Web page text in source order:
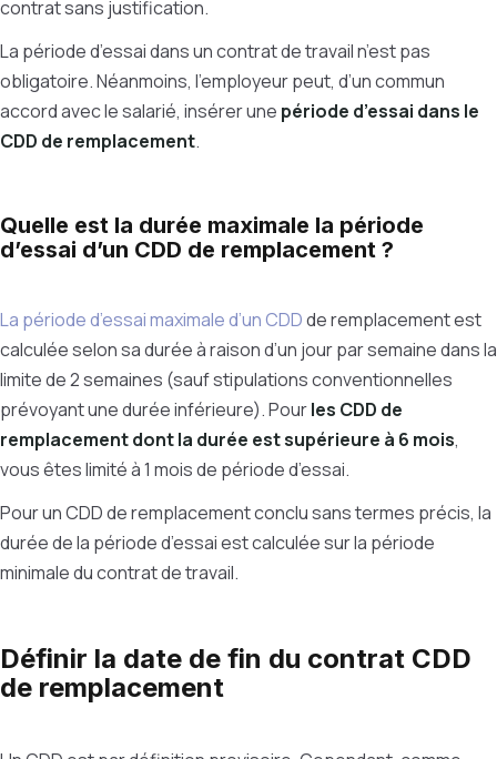
contrat sans justification.
La période d’essai dans un contrat de travail n’est pas
obligatoire. Néanmoins, l’employeur peut, d’un commun
accord avec le salarié, insérer une période d’essai dans le
CDD de remplacement.
Quelle est la durée maximale la période
d’essai d’un CDD de remplacement ?
La période d’essai maximale d’un CDDde remplacement est
calculée selon sa durée à raison d’un jour par semaine dans la
limite de 2 semaines (sauf stipulations conventionnelles
prévoyant une durée inférieure). Pourles CDD de
remplacement dont la durée est supérieure à 6 mois,
vous êtes limité à 1 mois de période d’essai.
Pour un CDD de remplacement conclu sans termes précis, la
durée de la période d’essai est calculée sur la période
minimale du contrat de travail.
Définir la date de fin du contrat CDD
de remplacement